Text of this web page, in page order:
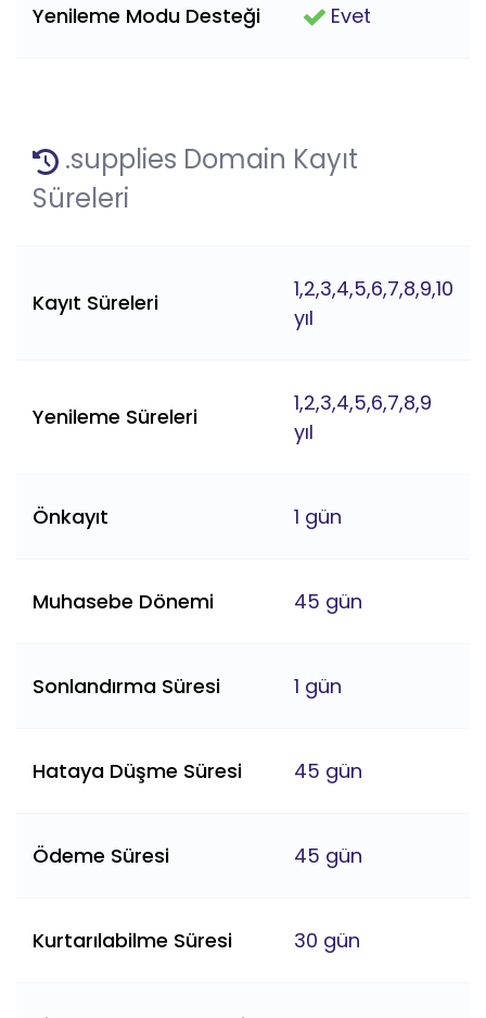
Yenileme Modu Desteği Evet
.supplies Domain Kayıt
Süreleri
Kayıt Süreleri
1,2,3,4,5,6,7,8,9,10
yıl
Yenileme Süreleri
1,2,3,4,5,6,7,8,9
yıl
Önkayıt 1 gün
Muhasebe Dönemi 45 gün
Sonlandırma Süresi 1 gün
Hataya Düşme Süresi 45 gün
Ödeme Süresi 45 gün
Kurtarılabilme Süresi 30 gün